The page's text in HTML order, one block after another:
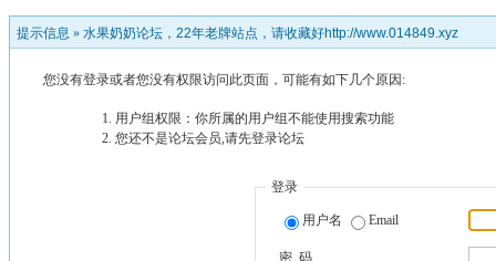
提示信息 » 水果奶奶论坛，22年老牌站点，请收藏好http://www.014849.xyz
您没有登录或者您没有权限访问此页面，可能有如下几个原因:
用户组权限：你所属的用户组不能使用搜索功能
您还不是论坛会员,请先登录论坛
登录
用户名 Email
密 码